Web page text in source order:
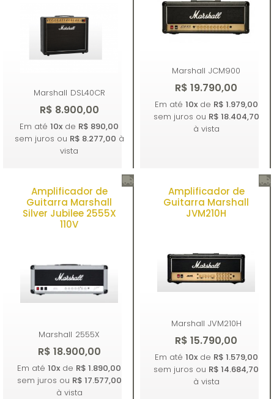
A - Z
Marshall DSL40CR
R$ 8.900,00
Comprar
Em até 10x de R$ 890,00
sem juros ou R$ 8.277,00 à
vista
Marshall JCM900
R$ 19.790,00
Comprar
Em até 10xde R$ 1.979,00
sem juros ou R$ 18.404,70
à vista
Amplificador de
Guitarra Marshall
Silver Jubilee 2555X
110V
Marshall 2555X
R$ 18.900,00
Em até 10x de R$ 1.890,00
sem juros ou R$ 17.577,00
à vista
Amplificador de
Guitarra Marshall
JVM210H
Marshall JVM210H
R$ 15.790,00
Em até 10xde R$ 1.579,00
sem juros ou R$ 14.684,70
à vista